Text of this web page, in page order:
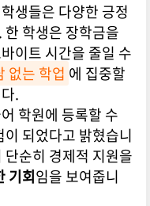
생들은 다양한 긍정
학생은 장학금을
이트 시간을 줄일 수
없는 학업 에 집중할
.
학원에 등록할 수
되었다고 밝혔습니
순히 경제적 지원을
기회임을 보여줍니